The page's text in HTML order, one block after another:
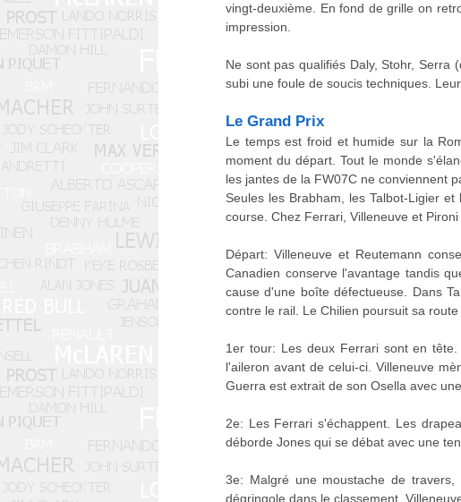
vingt-deuxième. En fond de grille on
impression.
Ne sont pas qualifiés Daly, Stohr, Serra
subi une foule de soucis techniques.
Le Grand Prix
Le temps est froid et humide sur la
moment du départ. Tout le monde
les jantes de la FW07C ne conviennent
Seules les Brabham, les Talbot-Ligier
course. Chez Ferrari, Villeneuve et
Départ: Villeneuve et Reutemann
Canadien conserve l'avantage tandis
cause d'une boîte défectueuse. Dans
contre le rail. Le Chilien poursuit sa
1er tour: Les deux Ferrari sont en
l'aileron avant de celui-ci. Villeneuve
Guerra est extrait de son Osella avec
2e: Les Ferrari s'échappent. Les
déborde Jones qui se débat avec une
3e: Malgré une moustache de
dégringole dans le classement.